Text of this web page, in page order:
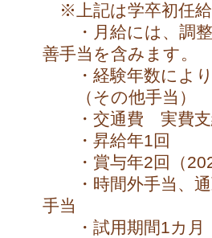
※上記は学卒初任
・月給には、調整
善手当を含みます。
・経験年数により
（その他手当）
・交通費 実費支
・昇給年1回
・賞与年2回（
・時間外手当、通
手当
・試用期間1カ月